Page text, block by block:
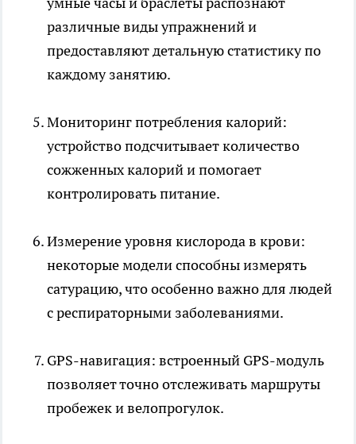
различные виды упражнений и
предоставляют детальную статистику по
каждому занятию.
Мониторинг потребления калорий:
устройство подсчитывает количество
сожженных калорий и помогает
контролировать питание.
Измерение уровня кислорода в крови:
некоторые модели способны измерять
сатурацию, что особенно важно для людей
с респираторными заболеваниями.
GPS-навигация: встроенный GPS-модуль
позволяет точно отслеживать маршруты
пробежек и велопрогулок.